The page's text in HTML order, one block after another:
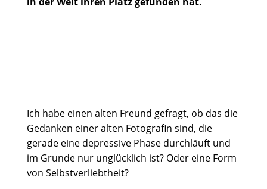
Ich habe einen alten Freund gefragt, ob das die
Gedanken einer alten Fotografin sind, die
gerade eine depressive Phase durchläuft und
im Grunde nur unglücklich ist? Oder eine Form
von Selbstverliebtheit?